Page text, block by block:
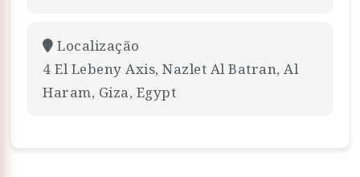
Localização
4 El Lebeny Axis, Nazlet Al Batran, Al
Haram, Giza, Egypt